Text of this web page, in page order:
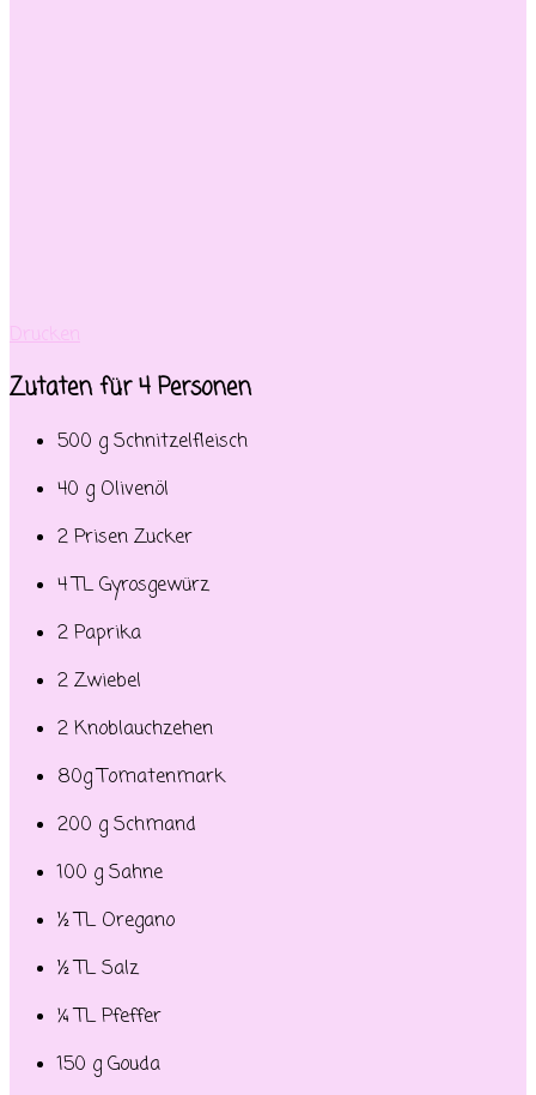
Drucken
Zutaten für 4 Personen
500 g Schnitzelfleisch
40 g Olivenöl
2 Prisen Zucker
4 TL Gyrosgewürz
2 Paprika
2 Zwiebel
2 Knoblauchzehen
80g Tomatenmark
200 g Schmand
100 g Sahne
½ TL Oregano
½ TL Salz
¼ TL Pfeffer
150 g Gouda